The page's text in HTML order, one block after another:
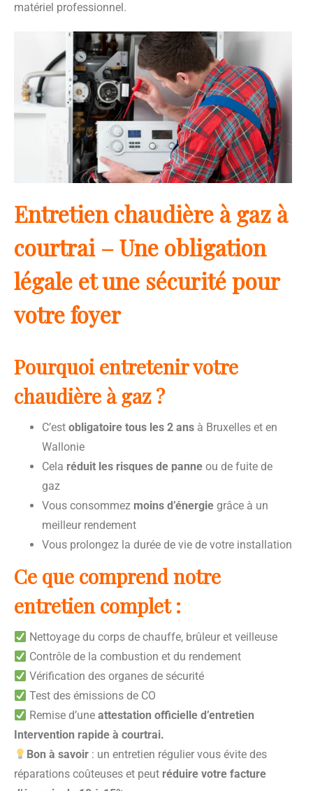
matériel professionnel.
Entretien chaudière à gaz à
courtrai – Une obligation
légale et une sécurité pour
votre foyer
Pourquoi entretenir votre
chaudière à gaz ?
C’est obligatoire tous les 2 ans à Bruxelles et en
Wallonie
Cela réduit les risques de panne ou de fuite de
gaz
Vous consommez moins d’énergie grâce à un
meilleur rendement
Vous prolongez la durée de vie de votre installation
Ce que comprend notre
entretien complet :
Nettoyage du corps de chauffe, brûleur et veilleuse
Contrôle de la combustion et du rendement
Vérification des organes de sécurité
Test des émissions de CO
Remise d’uneattestation officielle d’entretien
Intervention rapide à courtrai.
Bon à savoir : un entretien régulier vous évite des
réparations coûteuses et peut réduire votre facture